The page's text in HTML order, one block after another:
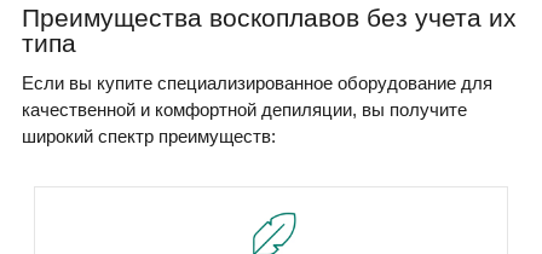
Преимущества воскоплавов без учета их
типа
Если вы купите специализированное оборудование для
качественной и комфортной депиляции, вы получите
широкий спектр преимуществ: